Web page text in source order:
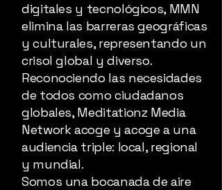
digitales y tecnológicos, MMN
elimina las barreras geográficas
y culturales, representando un
crisol global y diverso.
Reconociendo las necesidades
de todos como ciudadanos
globales, Meditationz Media
Network acoge y acoge a una
audiencia triple: local, regional
y mundial.
Somos una bocanada de aire